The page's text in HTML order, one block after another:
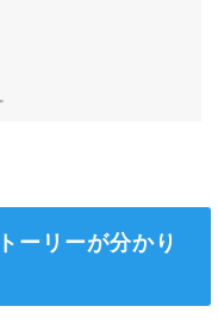
リーが分かり